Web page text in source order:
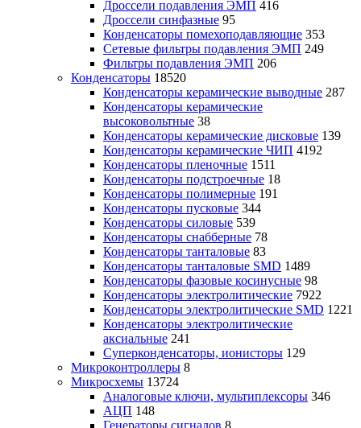
Дроссели подавления ЭМП 416
Дроссели синфазные 95
Конденсаторы помехоподавляющие 353
Сетевые фильтры подавления ЭМП 249
Фильтры подавления ЭМП 206
Конденсаторы 18520
Конденсаторы керамические выводные 287
Конденсаторы керамические
высоковольтные 38
Конденсаторы керамические дисковые 139
Конденсаторы керамические ЧИП 4192
Конденсаторы пленочные 1511
Конденсаторы подстроечные 18
Конденсаторы полимерные 191
Конденсаторы пусковые 344
Конденсаторы силовые 539
Конденсаторы снабберные 78
Конденсаторы танталовые 83
Конденсаторы танталовые SMD 1489
Конденсаторы фазовые косинусные 98
Конденсаторы электролитические 7922
Конденсаторы электролитические SMD 1221
Конденсаторы электролитические
аксиальные 241
Суперконденсаторы, ионисторы 129
Микроконтроллеры 8
Микросхемы 13724
Аналоговые ключи, мультиплексоры 346
АЦП 148
Генераторы сигналов 8